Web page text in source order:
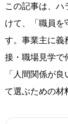
この記事は、ハ
けて、「職員を
す。事業主に義
接・職場見学で
「人間関係が
て選ぶための材